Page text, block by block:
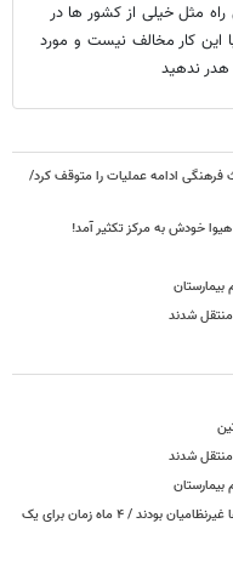
راه مثل خیلی از کشور ها در
این کار مخالف نیست و مورد
هدر ندهید
فرهنگی ادامه عملیات را متوقف کرد/
خودش به مرکز تکثیر آمد!
وجود فسفر در بمباران لامرد تأیید شد / هدف بمبچه‌ها غیرنظامیان بودند / ۴ ماه زمان برای یک